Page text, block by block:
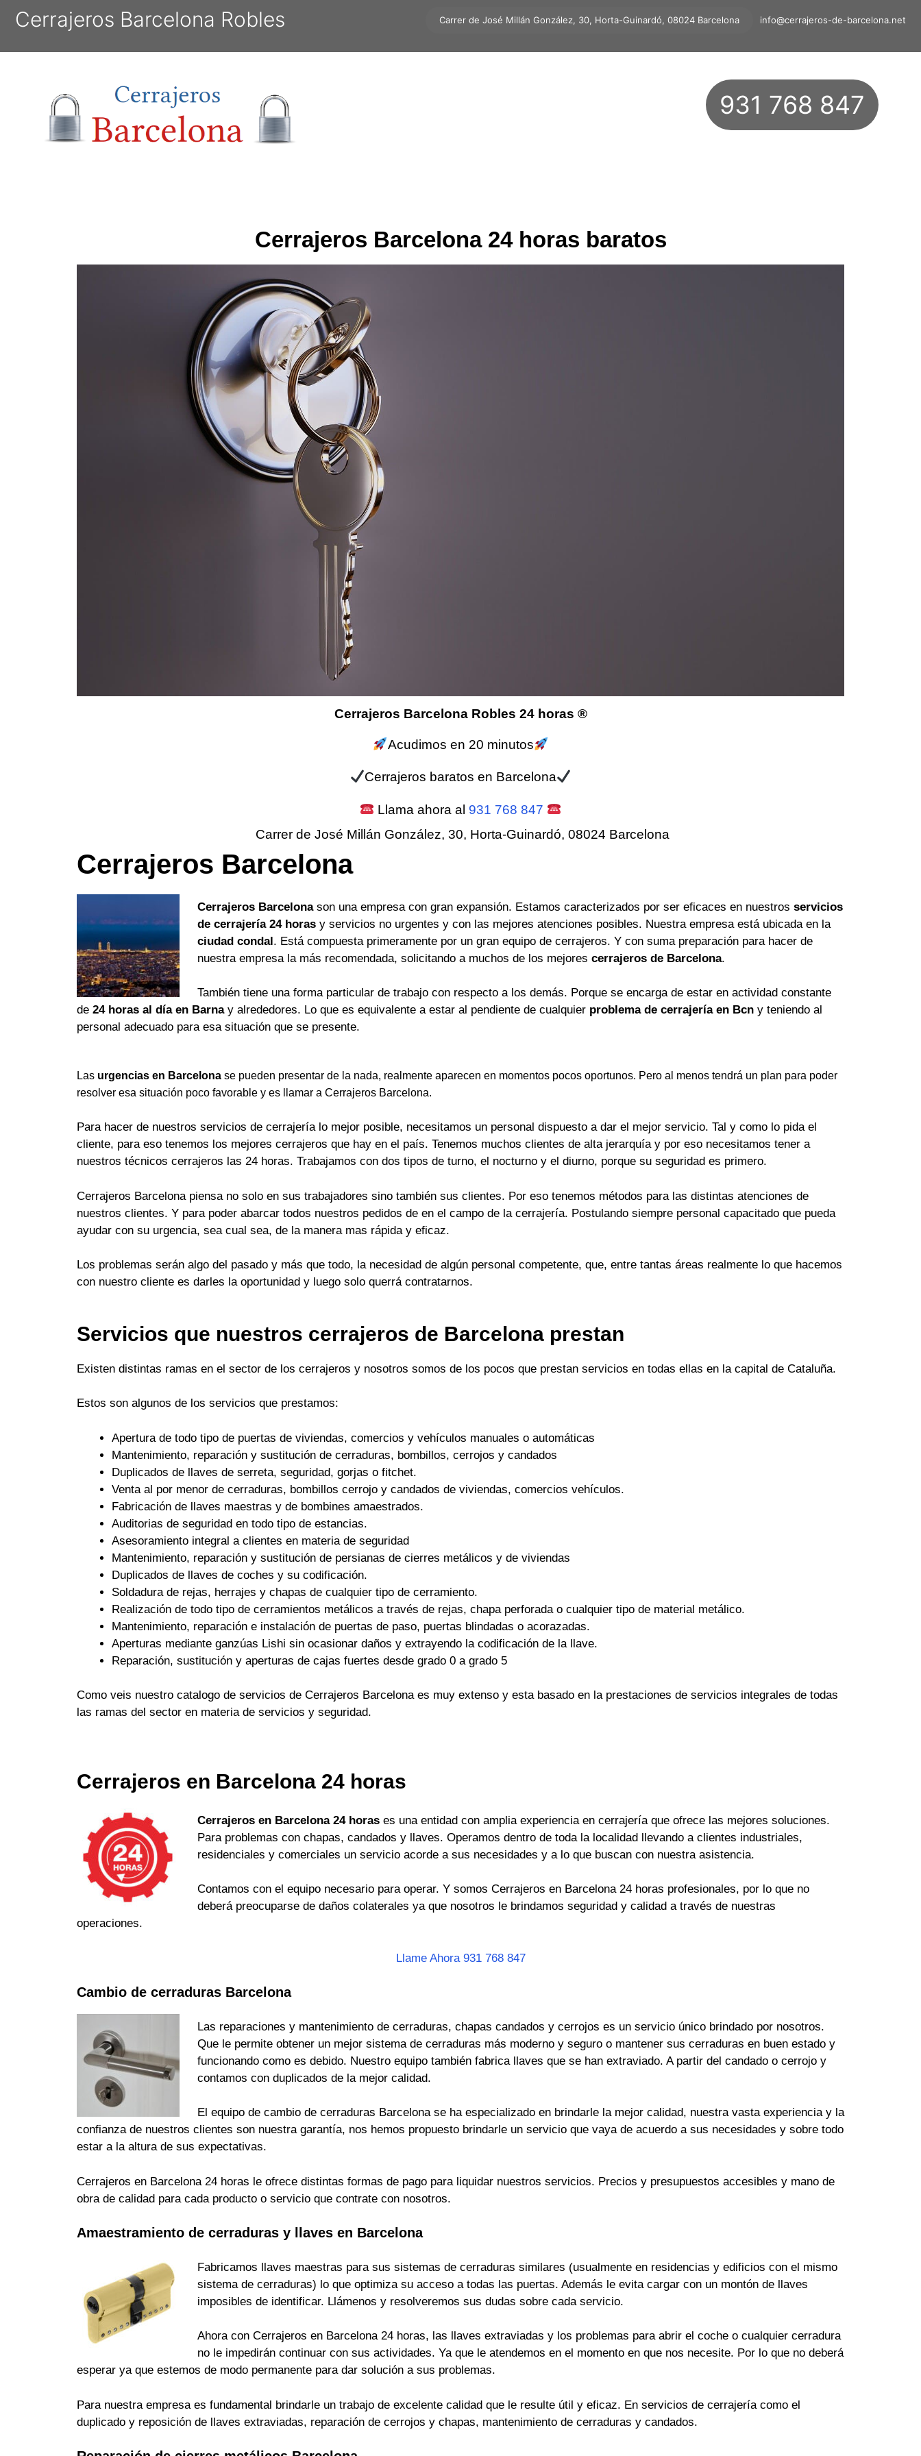
Carrer de José Millán González, 30, Horta-Guinardó, 08024 Barcelona
Cerrajeros Barcelona Robles info@cerrajeros-de-barcelona.net
931 768 847
Cerrajeros Barcelona 24 horas baratos
Cerrajeros Barcelona Robles 24 horas ®
Acudimos en 20 minutos
Cerrajeros baratos en Barcelona
Llama ahora al 931 768 847
Carrer de José Millán González, 30, Horta-Guinardó, 08024 Barcelona
Cerrajeros Barcelona
Cerrajeros Barcelonason una empresa con gran expansión. Estamos caracterizados por ser eficaces en nuestros servicios
de cerrajería 24 horasy servicios no urgentes y con las mejores atenciones posibles. Nuestra empresa está ubicada en la
ciudad condal. Está compuesta primeramente por un gran equipo de cerrajeros. Y con suma preparación para hacer de
nuestra empresa la más recomendada, solicitando a muchos de los mejores cerrajeros de Barcelona.
También tiene una forma particular de trabajo con respecto a los demás. Porque se encarga de estar en actividad constante
de 24 horas al día en Barnay alrededores. Lo que es equivalente a estar al pendiente de cualquier problema de cerrajería en Bcn y teniendo al
personal adecuado para esa situación que se presente.
Las urgencias en Barcelona se pueden presentar de la nada, realmente aparecen en momentos pocos oportunos. Pero al menos tendrá un plan para poder
resolver esa situación poco favorable y es llamar a Cerrajeros Barcelona.
Para hacer de nuestros servicios de cerrajería lo mejor posible, necesitamos un personal dispuesto a dar el mejor servicio. Tal y como lo pida el
cliente, para eso tenemos los mejores cerrajeros que hay en el país. Tenemos muchos clientes de alta jerarquía y por eso necesitamos tener a
nuestros técnicos cerrajeros las 24 horas. Trabajamos con dos tipos de turno, el nocturno y el diurno, porque su seguridad es primero.
Cerrajeros Barcelona piensa no solo en sus trabajadores sino también sus clientes. Por eso tenemos métodos para las distintas atenciones de
nuestros clientes. Y para poder abarcar todos nuestros pedidos de en el campo de la cerrajería. Postulando siempre personal capacitado que pueda
ayudar con su urgencia, sea cual sea, de la manera mas rápida y eficaz.
Los problemas serán algo del pasado y más que todo, la necesidad de algún personal competente, que, entre tantas áreas realmente lo que hacemos
con nuestro cliente es darles la oportunidad y luego solo querrá contratarnos.
Servicios que nuestros cerrajeros de Barcelona prestan
Existen distintas ramas en el sector de los cerrajeros y nosotros somos de los pocos que prestan servicios en todas ellas en la capital de Cataluña.
Estos son algunos de los servicios que prestamos:
Apertura de todo tipo de puertas de viviendas, comercios y vehículos manuales o automáticas
Mantenimiento, reparación y sustitución de cerraduras, bombillos, cerrojos y candados
Duplicados de llaves de serreta, seguridad, gorjas o fitchet.
Venta al por menor de cerraduras, bombillos cerrojo y candados de viviendas, comercios vehículos.
Fabricación de llaves maestras y de bombines amaestrados.
Auditorias de seguridad en todo tipo de estancias.
Asesoramiento integral a clientes en materia de seguridad
Mantenimiento, reparación y sustitución de persianas de cierres metálicos y de viviendas
Duplicados de llaves de coches y su codificación.
Soldadura de rejas, herrajes y chapas de cualquier tipo de cerramiento.
Realización de todo tipo de cerramientos metálicos a través de rejas, chapa perforada o cualquier tipo de material metálico.
Mantenimiento, reparación e instalación de puertas de paso, puertas blindadas o acorazadas.
Aperturas mediante ganzúas Lishi sin ocasionar daños y extrayendo la codificación de la llave.
Reparación, sustitución y aperturas de cajas fuertes desde grado 0 a grado 5
Como veis nuestro catalogo de servicios de Cerrajeros Barcelona es muy extenso y esta basado en la prestaciones de servicios integrales de todas
las ramas del sector en materia de servicios y seguridad.
Cerrajeros en Barcelona 24 horas
Cerrajeros en Barcelona 24 horases una entidad con amplia experiencia en cerrajería que ofrece las mejores soluciones.
Para problemas con chapas, candados y llaves. Operamos dentro de toda la localidad llevando a clientes industriales,
residenciales y comerciales un servicio acorde a sus necesidades y a lo que buscan con nuestra asistencia.
Contamos con el equipo necesario para operar. Y somos Cerrajeros en Barcelona 24 horas profesionales, por lo que no
deberá preocuparse de daños colaterales ya que nosotros le brindamos seguridad y calidad a través de nuestras
operaciones.
Llame Ahora 931 768 847
Cambio de cerraduras Barcelona
Las reparaciones y mantenimiento de cerraduras, chapas candados y cerrojos es un servicio único brindado por nosotros.
Que le permite obtener un mejor sistema de cerraduras más moderno y seguro o mantener sus cerraduras en buen estado y
funcionando como es debido. Nuestro equipo también fabrica llaves que se han extraviado. A partir del candado o cerrojo y
contamos con duplicados de la mejor calidad.
El equipo de cambio de cerraduras Barcelona se ha especializado en brindarle la mejor calidad, nuestra vasta experiencia y la
confianza de nuestros clientes son nuestra garantía, nos hemos propuesto brindarle un servicio que vaya de acuerdo a sus necesidades y sobre todo
estar a la altura de sus expectativas.
Cerrajeros en Barcelona 24 horas le ofrece distintas formas de pago para liquidar nuestros servicios. Precios y presupuestos accesibles y mano de
obra de calidad para cada producto o servicio que contrate con nosotros.
Amaestramiento de cerraduras y llaves en Barcelona
Fabricamos llaves maestras para sus sistemas de cerraduras similares (usualmente en residencias y edificios con el mismo
sistema de cerraduras) lo que optimiza su acceso a todas las puertas. Además le evita cargar con un montón de llaves
imposibles de identificar. Llámenos y resolveremos sus dudas sobre cada servicio.
Ahora con Cerrajeros en Barcelona 24 horas, las llaves extraviadas y los problemas para abrir el coche o cualquier cerradura
no le impedirán continuar con sus actividades. Ya que le atendemos en el momento en que nos necesite. Por lo que no deberá
esperar ya que estemos de modo permanente para dar solución a sus problemas.
Para nuestra empresa es fundamental brindarle un trabajo de excelente calidad que le resulte útil y eficaz. En servicios de cerrajería como el
duplicado y reposición de llaves extraviadas, reparación de cerrojos y chapas, mantenimiento de cerraduras y candados.